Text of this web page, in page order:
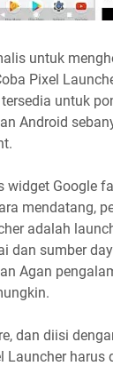
untuk
Pixel
untuk
Android
widget Google
mendatang,
adalah
dan sumber
Agan
dan diisi
Launcher harus